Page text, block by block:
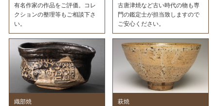
有名作家の作品をご評価。コレ
クションの整理等もご相談下さ
い。
古唐津焼など古い時代の物も専
門の鑑定士が担当致しますので
ご安心ください。
織部焼 萩焼